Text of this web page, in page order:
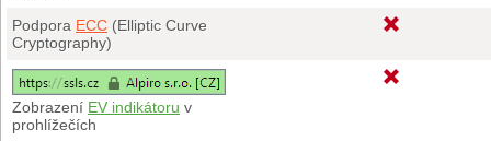
Podpora ECC (Elliptic Curve
Cryptography)
Zobrazení EV indikátoru v
prohlížečích